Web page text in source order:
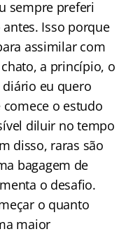
sempre preferi
Isso porque
assimilar com
a princípio, o
eu quero
comece o estudo
diluir no tempo
disso, raras são
bagagem de
o desafio.
o quanto
maior